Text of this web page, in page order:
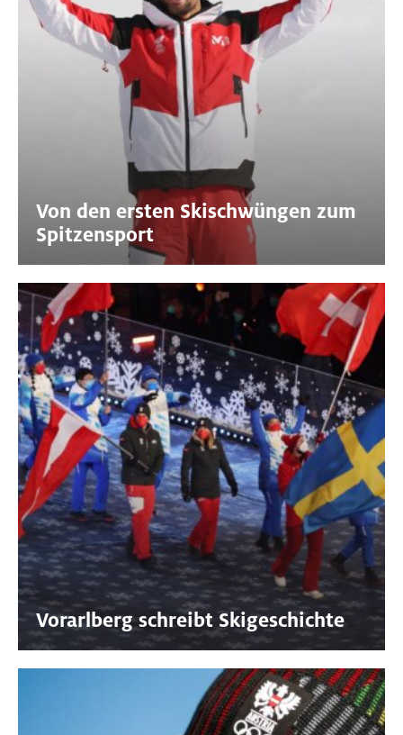
Von den ersten Skischwüngen zum
Spitzensport
Vorarlberg schreibt Skigeschichte